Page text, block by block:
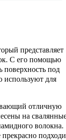
представляет
С его помощью
поверхность под
используют для
отличную
на
волокна.